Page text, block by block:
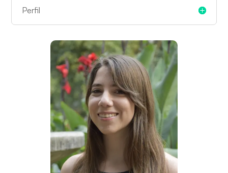
Perfil